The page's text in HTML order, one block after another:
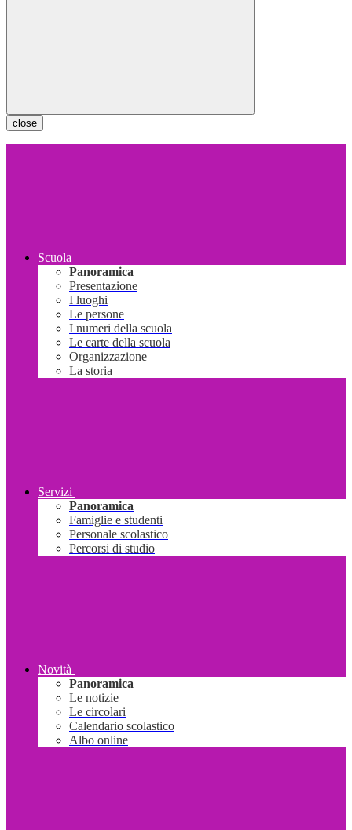
close
Scuola
Panoramica
Presentazione
I luoghi
Le persone
I numeri della scuola
Le carte della scuola
Organizzazione
La storia
Servizi
Panoramica
Famiglie e studenti
Personale scolastico
Percorsi di studio
Novità
Panoramica
Le notizie
Le circolari
Calendario scolastico
Albo online